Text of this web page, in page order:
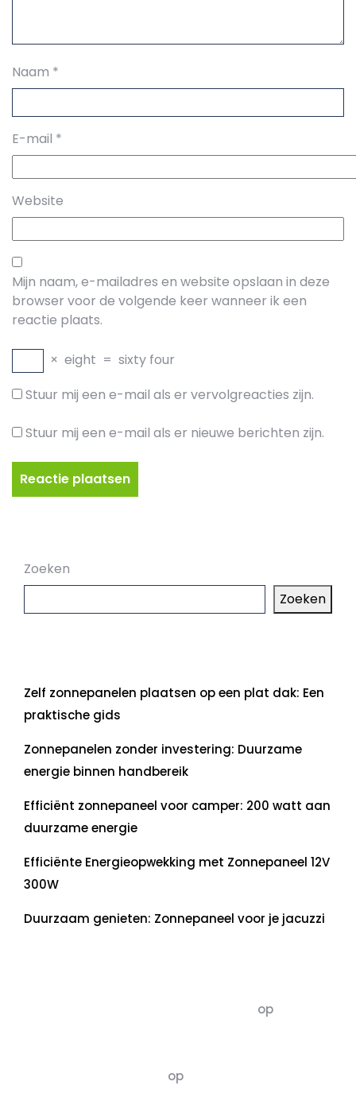
Naam *
E-mail *
Website
Mijn naam, e-mailadres en website opslaan in deze
browser voor de volgende keer wanneer ik een
reactie plaats.
× eight = sixty four
Stuur mij een e-mail als er vervolgreacties zijn.
Stuur mij een e-mail als er nieuwe berichten zijn.
Zoeken
Zoeken
Zelf zonnepanelen plaatsen op een plat dak: Een
praktische gids
Zonnepanelen zonder investering: Duurzame
energie binnen handbereik
Efficiënt zonnepaneel voor camper: 200 watt aan
duurzame energie
Efficiënte Energieopwekking met Zonnepaneel 12V
300W
Duurzaam genieten: Zonnepaneel voor je jacuzzi
op
op